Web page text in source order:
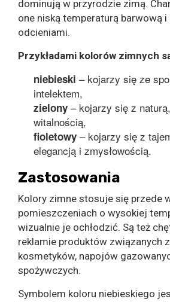
dominują w przyrodzie zimą.
one niską temperaturą barwową i
odcieniami.
Przykładami kolorów zimnych
niebieski – kojarzy się ze
intelektem,
zielony– kojarzy się z
witalnością,
fioletowy– kojarzy się z
elegancją i zmysłowością.
Zastosowania
Kolory zimne stosuje się przede
pomieszczeniach o wysokiej
wizualnie je ochłodzić. Są też
reklamie produktów związanych z
kosmetyków, napojów
spożywczych.
Symbolem koloru niebieskiego